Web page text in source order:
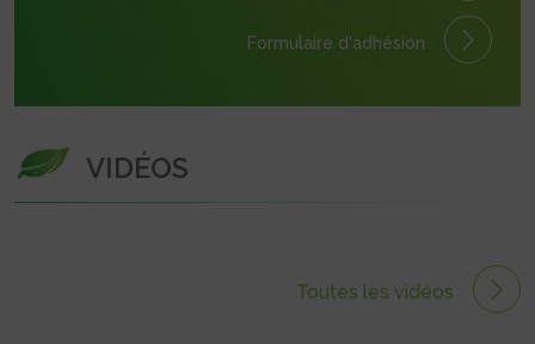
Formulaire d'adhésion
VIDÉOS
Toutes les vidéos